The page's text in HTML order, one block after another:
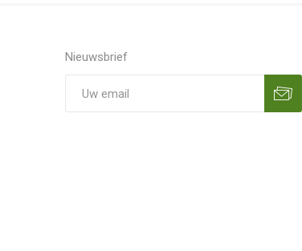
Nieuwsbrief